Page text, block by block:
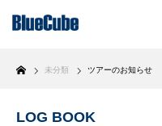
Home
未分類 ツアーのお知らせ
LOG BOOK